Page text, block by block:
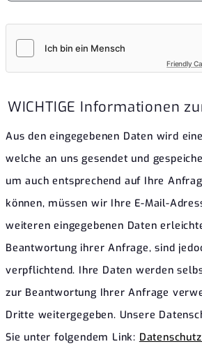
Friendly
WICHTIGE Informationen
Aus den eingegebenen Daten wird
welche an uns gesendet und
um auch entsprechend auf Ihre
können, müssen wir Ihre E-Mail-
weiteren eingegebenen Daten
Beantwortung ihrer Anfrage, sind
verpflichtend. Ihre Daten werden
zur Beantwortung Ihrer Anfrage
Dritte weitergegeben. Unsere
Sie unter folgendem Link: